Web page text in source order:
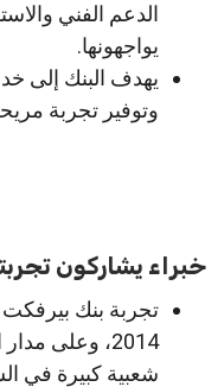
الدعم الفني
يواجهونها.
يهدف البنك إلى
وتوفير تجربة
خبراء يشاركون
تجربة بنك
2014، وعلى
شعبية كبيرة في